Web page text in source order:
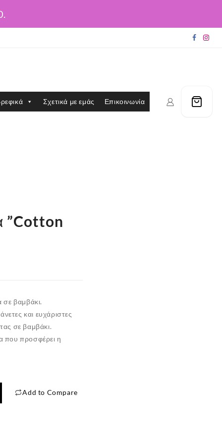
Σχετικά με εμάς Επικοινωνία
”Cotton
σε βαμβάκι.
και ευχάριστες
σε βαμβάκι.
που προσφέρει η
Add to Compare